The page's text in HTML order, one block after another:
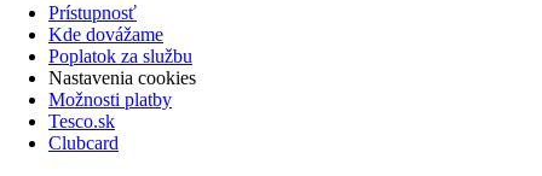
Prístupnosť
Kde dovážame
Poplatok za službu
Nastavenia cookies
Možnosti platby
Tesco.sk
Clubcard